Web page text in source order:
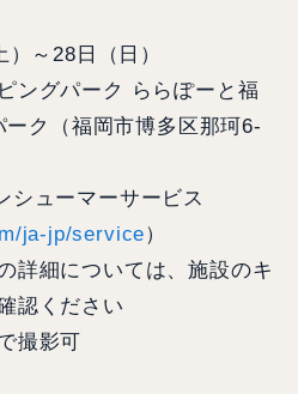
～28日（日）
ングパーク ららぽーと福
ク（福岡市博多区那珂6-
シューマーサービス
ja-jp/service）
詳細については、施設のキ
認ください
撮影可